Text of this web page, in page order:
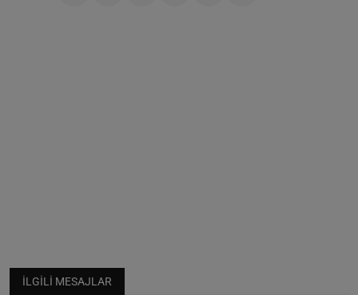
İLGILI MESAJLAR